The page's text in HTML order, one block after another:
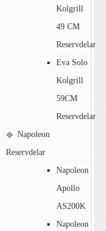
Kolgrill
49 CM
Reservdelar
Eva Solo
Kolgrill
59CM
Reservdelar
Napoleon
Reservdelar
Napoleon
Apollo
AS200K
Napoleon